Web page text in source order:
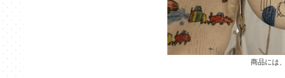
商品には